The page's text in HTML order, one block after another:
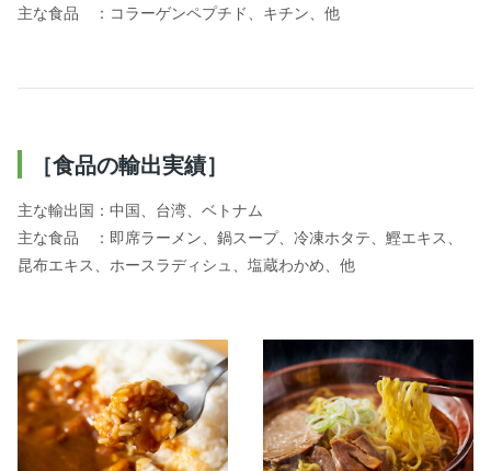
主な食品 ：コラーゲンペプチド、キチン、他
［食品の輸出実績］
主な輸出国：中国、台湾、ベトナム
主な食品 ：即席ラーメン、鍋スープ、冷凍ホタテ、鰹エキス、
昆布エキス、ホースラディシュ、塩蔵わかめ、他